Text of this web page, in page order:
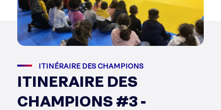
ITINÉRAIRE DES CHAMPIONS
ITINERAIRE DES
CHAMPIONS #3 -